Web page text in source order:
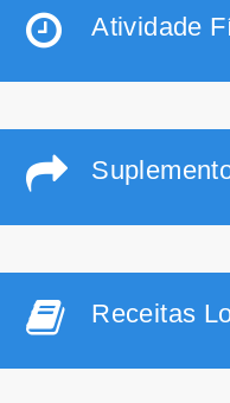
Atividade
Receitas